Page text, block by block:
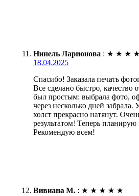
Нинель Ларионова : ★ ★ ★ ★
18.04.2025
Спасибо! Заказала печать
Все сделано быстро, качество
был простым: выбрала фото,
через несколько дней забрала.
холст прекрасно натянут.
результатом! Теперь планирую
Рекомендую всем!
Вивиана М. : ★ ★ ★ ★ ★